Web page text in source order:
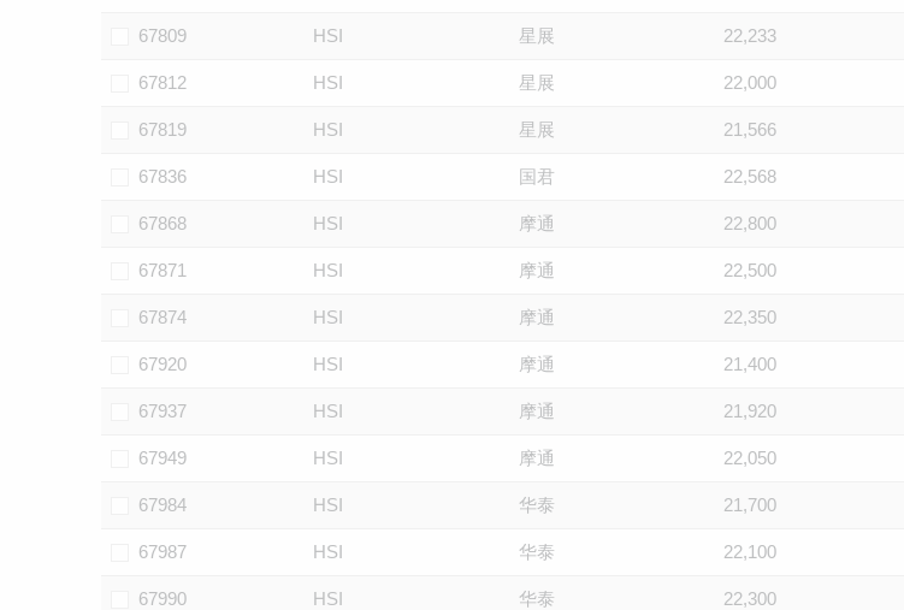
67809 HSI 星展 22,233
67812 HSI 星展 22,000
67819 HSI 星展 21,566
67836 HSI 国君 22,568
67868 HSI 摩通 22,800
67871 HSI 摩通 22,500
67874 HSI 摩通 22,350
67920 HSI 摩通 21,400
67937 HSI 摩通 21,920
67949 HSI 摩通 22,050
67984 HSI 华泰 21,700
67987 HSI 华泰 22,100
67990 HSI 华泰 22,300